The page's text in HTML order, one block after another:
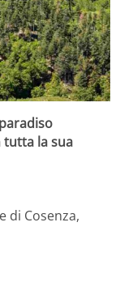
la sua
di Cosenza,